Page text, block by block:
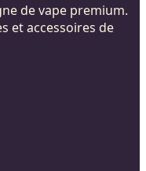
de vape premium.
et accessoires de